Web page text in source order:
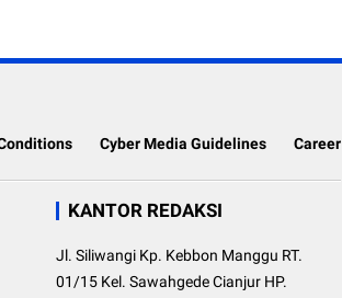
Cyber Media Guidelines Career
KANTOR REDAKSI
Jl. Siliwangi Kp. Kebbon Manggu RT.
01/15 Kel. Sawahgede Cianjur HP.